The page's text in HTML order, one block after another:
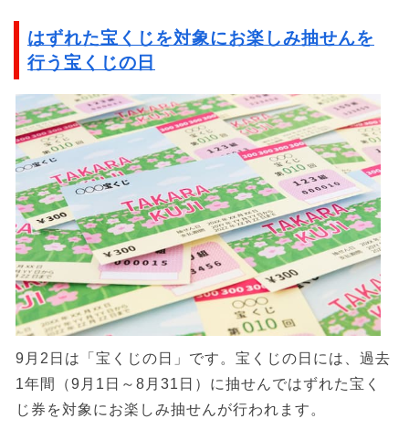
はずれた宝くじを対象にお楽しみ抽せんを
行う宝くじの日
9月2日は「宝くじの日」です。宝くじの日には、過去
1年間（9月1日～8月31日）に抽せんではずれた宝く
じ券を対象にお楽しみ抽せんが行われます。